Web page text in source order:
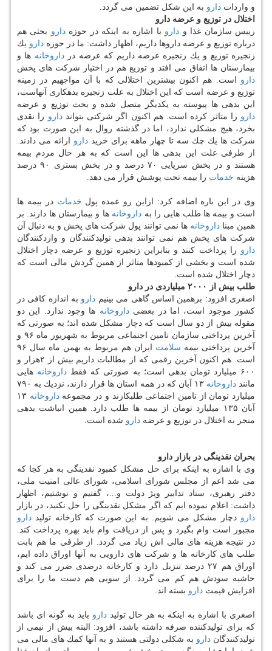
و واردات دارو به این شكل تضمین می گردد.
اختلال در توزیع و عرضه دارو
رییس سازمان غذا و دارو با اشاره به اینكه در حوزهدارو بحثی هم
درباره توزیع و عرضه داروها داریم، اظهار داشت: ما در حوزه دارو یك
زنجیره توزیع و یك زنجیره عرضه داریم كه عرضه درداروخانه ها و
بیمارستان ها اتفاق می افتد و توزیع هم در اختیار شركت های پخش
دارو است. هم اكنون بیشترین اختلالی كه با آن مواجهیم در زمینه
توزیع و عرضه است كه این اختلال به علت زنجیره بدهكاری آنهاست،
این بدهی ها پیوسته به یكدیگر متصل شده و بحث توزیع و عرضه
دارو را متاثر كرده است. هم اكنون اگر شركتی بتوانددارو را نقدی
بخرد، هیچ مشكلی ندارد، اما در گذشته روال به این صورت بود كه
شركت ها یك چك سه تا چهار ماهه برای خرید دارو ارائه می دادند.
از طرفی علت این بدهی ها این است كه به هر حال مردم بیمه
هستند و در بخش سرپایی ۷۰ درصد و در بخش بستری ۹۰ درصد
هزینه خدمات را بیمه تحت پوشش قرار می دهد.
وی در این باره اضافه كرد: ازاین رو عمده پول خدمات در بیمه ها
است و بیمه ها طلب هایی را به داروخانه ها و بیمارستان ها دارند. بر
همین مبنا داروخانه ها نمی توانند پول شركت های پخش و به دنبال آن
شركت های پخش هم نمی توانند بدهی تولیدكنندگان و واردكنندگان
دارو را پرداخت كنند و بنابراین زنجیره توزیع و عرضه دچار اختلال
شده است و بخشی از كمبودها متاثر از همین گردش مالی است كه
دچار اختلال شده است.
طلب بیش از ۲۰۰۰ میلیاردی در دارو
اصغری افزود: برهمین اساس گاهی می بینیم دارو به اندازه كافی در
كشور موجود است، اما در بعضیداروخانه ها وجود ندارد. این دو
مقوله بیش از دو سال است كه دچار مشكل شده اند؛ به صورتی كه
آخرین پرداختی سازمان تامین اجتماعی مربوط به شهریور ماه ۹۶ و
آخرین پرداختی بیمه سلامت
ایران هم مربوط به بهمن ماه سال ۹۶
است. هم اكنون آخرین رقمی كه از مطالبات داریم بیش از ۲هزار و
۶۰۰ میلیارد تومان بدهی است؛ به صورتی كه فقط
داروخانه هایی
مانندداروخانه
۱۳ آبان كه در همه استان ها قرار دارند، نزدیك به ۷۹۰
میلیارد تومان از تامین اجتماعی طلبكارند و در مجموعهداروخانه ۱۳
آبان ۱۳۵ میلیارد تومان از بیمه ها طلب دارد. همین انباشت بدهی
منجر به اختلال در توزیع و عرضه دارو شده است.
بحران نقدینگی در بازار دارو
وی با اشاره به اینكه برای حل مشكل كمبود نقدینگی به هر كجا كه
می شد اعم از مجلس شورای اسلامی، شورای عالی امنیت ملی،
دفتر رهبری، ستاد تدابیر ویژ دولت و...، گفتیم و نوشتیم، اظهار
داشت: اعلام نموده ایم كه اگر مشكل نقدینگی را حل نكنید، در بازار
دارو دچار مشكل می شویم. به این صورت كه كارخانه تولید دارو
مجبور است وام بگیرد و پس از دریافت وام باید بهره پرداخت كند.
در نتیجه هزینه های مالی اش زیاد می گردد. از طرفی ما هم بابت
طلب های كارخانه ها و شركت های دارویی به آنها اوراق داده ایم،
اوراق هم ۲۷ درصد تنزیل دارد و كارخانه درصدی ضرر می كند و
حاشیه سودش هم كم می گردد. از سویی هم دست ما را برای
افزایش قیمت دارو بسته اند.
اصغری با اشاره به اینكه به هر حال تولیددارو باید به گونه ای باشد
كه برای تولیدكننده صرفه داشته باشد، افزود: البته بیش از نیمی از
تولیدكنندگاندارو به شكلی دولتی هستند و به آنها كمك های مالی می